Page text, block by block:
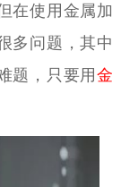
在使用金属加
多问题，其中
题，只要用金